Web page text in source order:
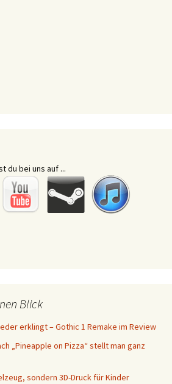
du bei uns auf ...
Blick
erklingt – Gothic 1 Remake im Review
„Pineapple on Pizza“ stellt man ganz
sondern 3D-Druck für Kinder